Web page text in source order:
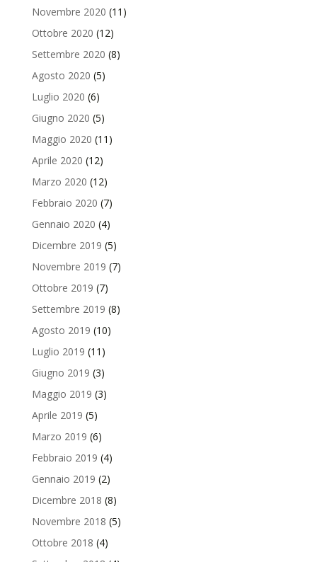
Novembre 2020 (11)
Ottobre 2020 (12)
Settembre 2020 (8)
Agosto 2020 (5)
Luglio 2020 (6)
Giugno 2020 (5)
Maggio 2020 (11)
Aprile 2020 (12)
Marzo 2020 (12)
Febbraio 2020 (7)
Gennaio 2020 (4)
Dicembre 2019 (5)
Novembre 2019 (7)
Ottobre 2019 (7)
Settembre 2019 (8)
Agosto 2019 (10)
Luglio 2019 (11)
Giugno 2019 (3)
Maggio 2019 (3)
Aprile 2019 (5)
Marzo 2019 (6)
Febbraio 2019 (4)
Gennaio 2019 (2)
Dicembre 2018 (8)
Novembre 2018 (5)
Ottobre 2018 (4)